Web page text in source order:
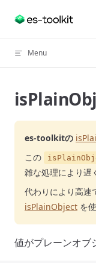
Skip to content
Menu
es-toolkitの
この
雑な処理により遅
代わりにより高速
isPlainObject を
値がプレーンオブ